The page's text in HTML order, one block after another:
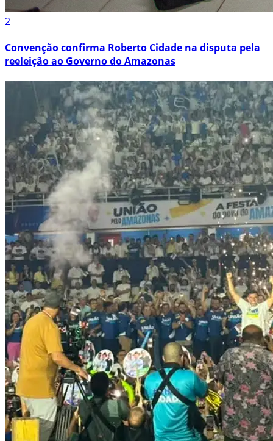
2
Convenção confirma Roberto Cidade na disputa pela
reeleição ao Governo do Amazonas